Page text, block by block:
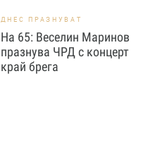
ДНЕС ПРАЗНУВАТ
На 65: Веселин Маринов
празнува ЧРД с концерт
край брега